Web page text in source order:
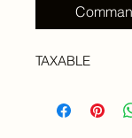
TAXABLE